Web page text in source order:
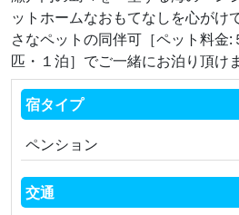
ットホームなおもてなしを心がけ
さなペットの同伴可［ペット料金:
匹・１泊］でご一緒にお泊り頂けま
宿タイプ
ペンション
交通